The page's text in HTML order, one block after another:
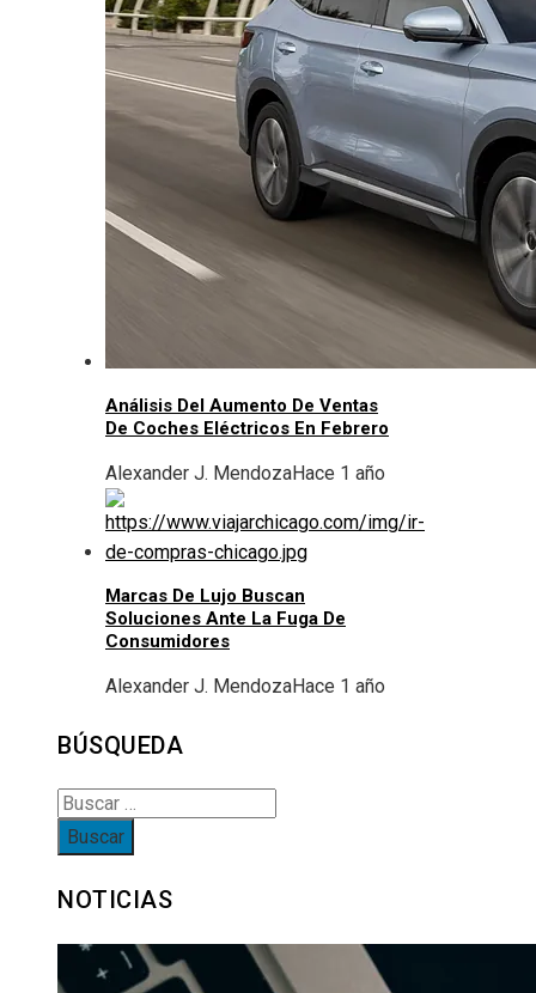
Análisis Del Aumento De Ventas
De Coches Eléctricos En Febrero
Alexander J. MendozaHace 1 año
Marcas De Lujo Buscan
Soluciones Ante La Fuga De
Consumidores
Alexander J. MendozaHace 1 año
BÚSQUEDA
Buscar:
NOTICIAS